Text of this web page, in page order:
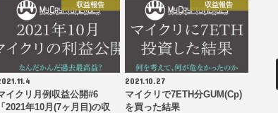
収益報告
イクリ月例収益公開#6
「2021年10月(7ヶ月目)の収
収益報告
2021.10.27
マイクリで7ETH分GUM(Cp)
を買った結果